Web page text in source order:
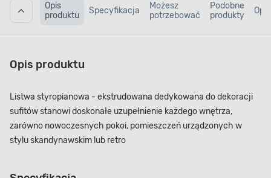
Opis
produktu
Specyfikacja
Możesz
potrzebować
Podobne
produkty
Opis produktu
Listwa styropianowa - ekstrudowana dedykowana do dekoracji
sufitów stanowi doskonałe uzupełnienie każdego wnętrza,
zarówno nowoczesnych pokoi, pomieszczeń urządzonych w
stylu skandynawskim lub retro